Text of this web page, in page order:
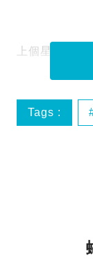
上個星期蝴
Tags :